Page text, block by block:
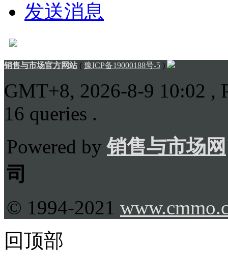
发送消息
销售与市场官方网站( 豫ICP备19000188号-5 )
GMT+8, 2026-8-9 10:02 ,
16 queries .
Powered by销售与市场网
司
© 1994-2021
回顶部